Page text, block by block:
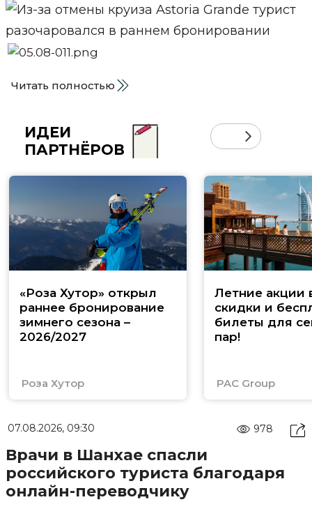
Читать полностью
ИДЕИ
ПАРТНЁРОВ
«Роза Хутор» открыл
раннее бронирование
зимнего сезона –
2026/2027
Роза Хутор
Летние акции
скидки и
билеты для
пар!
PAC Group
07.08.2026, 09:30 978
Врачи в Шанхае спасли
российского туриста благодаря
онлайн-переводчику